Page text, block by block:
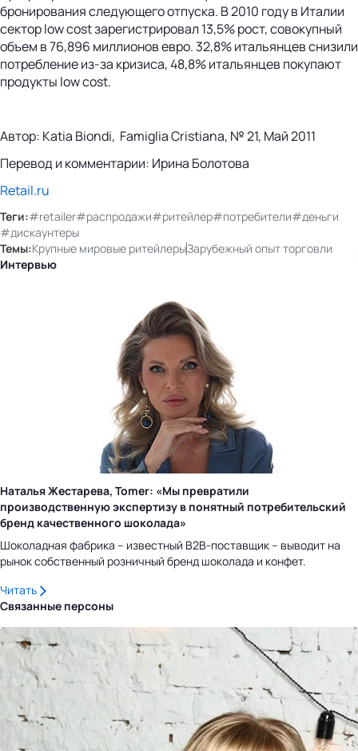
бронирования следующего отпуска. В 2010 году в Италии
сектор low cost зарегистрировал 13,5% рост, совокупный
объем в 76,896 миллионов евро. 32,8% итальянцев снизили
потребление из-за кризиса, 48,8% итальянцев покупают
продукты low cost.
Автор: Katia Biondi, Famiglia Cristiana, № 21, Май 2011
Перевод и комментарии: Ирина Болотова
Retail.ru
Теги:#retailer#распродажи#ритейлер#потребители#деньги
#дискаунтеры
Темы:Крупные мировые ритейлерыЗарубежный опыт торговли
Интервью
Наталья Жестарева, Tomer: «Мы превратили
производственную экспертизу в понятный потребительский
бренд качественного шоколада»
Шоколадная фабрика – известный B2B-поставщик – выводит на
рынок собственный розничный бренд шоколада и конфет.
Читать
Связанные персоны